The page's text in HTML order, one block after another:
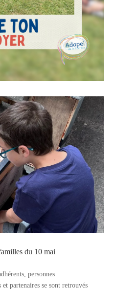
ton Foyer »
a accueilli l’événement «
conviviale qui a rassemblé
accompagnées, familles et
greniers ouvert à tous. Cette
du 10 mai
personnes
et partenaires se sont retrouvés